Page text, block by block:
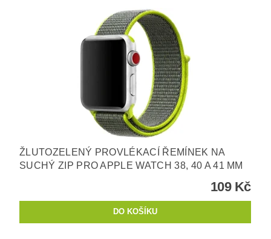
ŽLUTOZELENÝ PROVLÉKACÍ ŘEMÍNEK NA
SUCHÝ ZIP PRO APPLE WATCH 38, 40 A 41 MM
109 Kč